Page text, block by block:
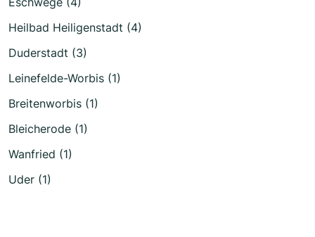
Heilbad Heiligenstadt (4)
Duderstadt (3)
Leinefelde-Worbis (1)
Breitenworbis (1)
Bleicherode (1)
Wanfried (1)
Uder (1)